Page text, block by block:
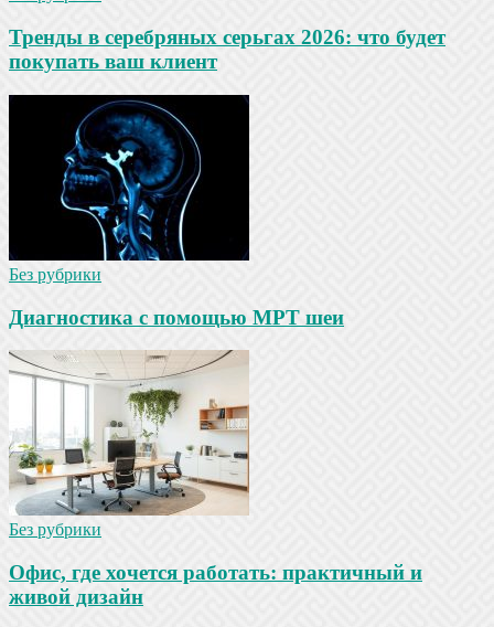
Тренды в серебряных серьгах 2026: что будет
покупать ваш клиент
Без рубрики
Диагностика с помощью МРТ шеи
Без рубрики
Офис, где хочется работать: практичный и
живой дизайн